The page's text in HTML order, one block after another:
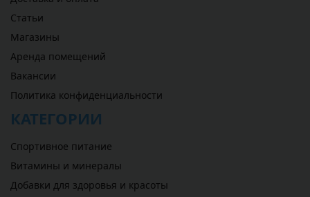
Статьи
Магазины
Аренда помещений
Вакансии
Политика конфиденциальности
КАТЕГОРИИ
Спортивное питание
Витамины и минералы
Добавки для здоровья и красоты